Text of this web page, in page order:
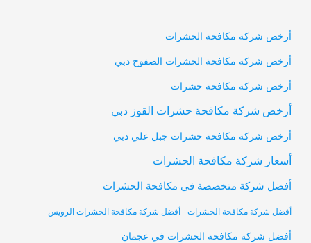
أرخص شركة مكافحة الحشرات
أرخص شركة مكافحة الحشرات الصفوح دبي
أرخص شركة مكافحة حشرات
أرخص شركة مكافحة حشرات القوز دبي
أرخص شركة مكافحة حشرات جبل علي دبي
أسعار شركة مكافحة الحشرات
أفضل شركة متخصصة في مكافحة الحشرات
أفضل شركة مكافحة الحشرات أفضل شركة مكافحة الحشرات الرويس
أفضل شركة مكافحة الحشرات في عجمان